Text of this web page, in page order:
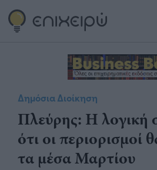
Δημόσια Διοίκηση
Πλεύρης: Η λογική
ότι οι περιορισμοί
τα μέσα Μαρτίου